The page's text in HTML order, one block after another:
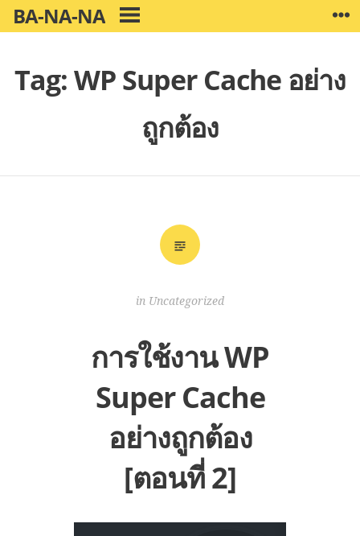
Skip
to
BA-NA-NA
PRIMARY
MENU
Tag:WP Super Cache อย่าง
ถูกต้อง
in Uncategorized
การใช้งาน WP
Super Cache
อย่างถูกต้อง
[ตอนที่ 2]